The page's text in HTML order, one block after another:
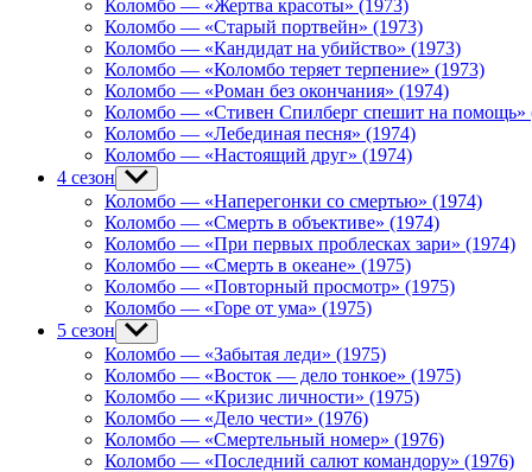
menu
Коломбо — «Жертва красоты» (1973)
Коломбо — «Старый портвейн» (1973)
Коломбо — «Кандидат на убийство» (1973)
Коломбо — «Коломбо теряет терпение» (1973)
Коломбо — «Роман без окончания» (1974)
Коломбо — «Стивен Спилберг спешит на помощь»
Коломбо — «Лебединая песня» (1974)
Коломбо — «Настоящий друг» (1974)
4 сезон Show
sub
menu
Коломбо — «Наперегонки со смертью» (1974)
Коломбо — «Смерть в объективе» (1974)
Коломбо — «При первых проблесках зари» (1974)
Коломбо — «Смерть в океане» (1975)
Коломбо — «Повторный просмотр» (1975)
Коломбо — «Горе от ума» (1975)
5 сезон Show
sub
menu
Коломбо — «Забытая леди» (1975)
Коломбо — «Восток — дело тонкое» (1975)
Коломбо — «Кризис личности» (1975)
Коломбо — «Дело чести» (1976)
Коломбо — «Смертельный номер» (1976)
Коломбо — «Последний салют командору» (1976)